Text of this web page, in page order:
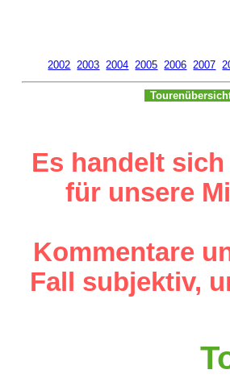
2002 2003 2004 2005 2006 2007
Es handelt
für unsere
Kommentare
Fall subjektiv,